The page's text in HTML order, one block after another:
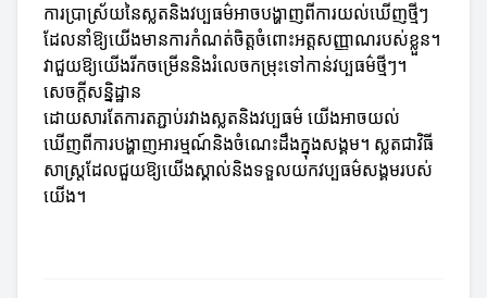
ការប្រាស្រ័យនៃស្លតនិងវប្បធម៌អាចបង្ហាញពីការយល់ឃើញថ្មីៗ
ដែលនាំឱ្យយើងមានការកំណត់ចិត្តចំពោះអត្តសញ្ញាណរបស់ខ្លួន។
វាជួយឱ្យយើងរីកចម្រើននិងរំលេចកម្រុះទៅកាន់វប្បធម៌ថ្មីៗ។
សេចក្តីសន្និដ្ឋាន
ដោយសារតែការតភ្ជាប់រវាងស្លតនិងវប្បធម៌ យើងអាចយល់
ឃើញពីការបង្ហាញអារម្មណ៍និងចំណេះដឹងក្នុងសង្គម។ ស្លតជា​វិធី
សាស្ត្រដែលជួយឱ្យយើងស្គាល់និងទទួលយកវប្បធម៌សង្គមរបស់
យើង។